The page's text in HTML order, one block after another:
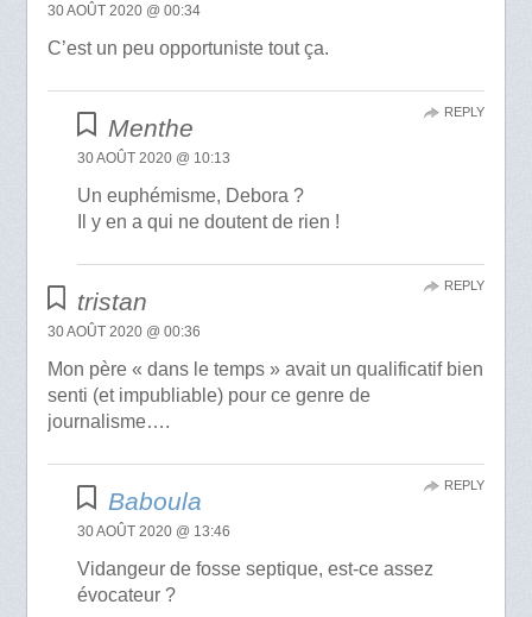
30 AOÛT 2020 @ 00:34
C’est un peu opportuniste tout ça.
Menthe
30 AOÛT 2020 @ 10:13
Un euphémisme, Debora ?
Il y en a qui ne doutent de rien !
REPLY
tristan
30 AOÛT 2020 @ 00:36
Mon père « dans le temps » avait un qualificatif bien
senti (et impubliable) pour ce genre de
journalisme….
REPLY
Baboula
30 AOÛT 2020 @ 13:46
Vidangeur de fosse septique, est-ce assez
évocateur ?
REPLY